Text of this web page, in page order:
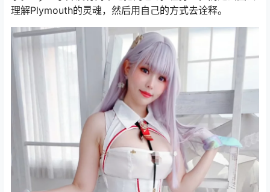
理解Plymouth的灵魂，然后用自己的方式去诠释。